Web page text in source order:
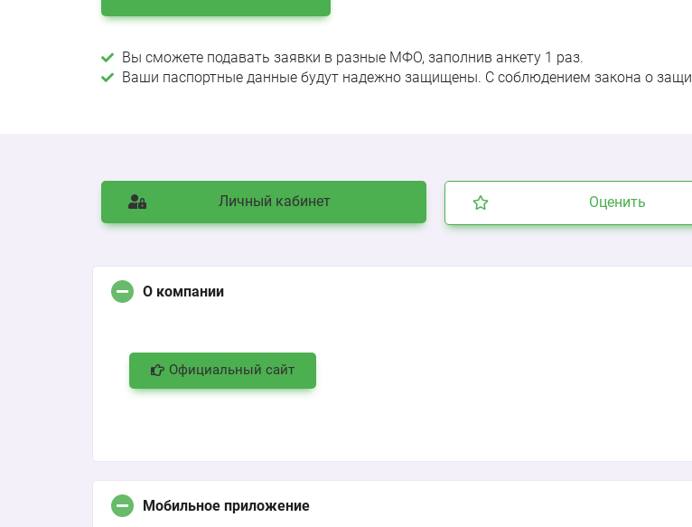
Вы сможете подавать заявки в разные МФО, заполнив анкету 1 раз.
Ваши паспортные данные будут надежно защищены. С соблюдением закона о
Личный кабинет Оценить
О компании
Официальный сайт
Мобильное приложение